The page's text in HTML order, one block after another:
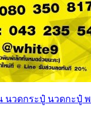
นวดกระปู๋ นวดกะ